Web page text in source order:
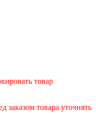
товар
заказом товара уточнять